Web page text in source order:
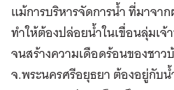
แม้การบริหารจัดการน้ำ ที่มาจา
ทำให้ต้องปล่อยน้ำในเขื่อนลุ่มเ
จนสร้างความเดือดร้อนของชา
จ.พระนครศรีอยุธยา ต้องอยู่กับน้